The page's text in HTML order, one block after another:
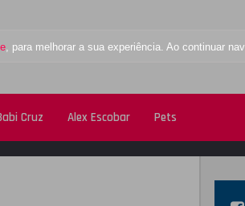
, para melhorar a sua experiência. Ao continuar
Cruz Alex Escobar Pets